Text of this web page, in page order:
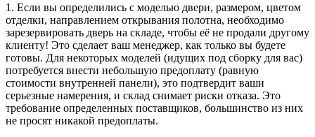
1. Если вы определились с моделью двери, размером, цветом
отделки, направлением открывания полотна, необходимо
зарезервировать дверь на складе, чтобы её не продали другому
клиенту! Это сделает ваш менеджер, как только вы будете
готовы. Для некоторых моделей (идущих под сборку для вас)
потребуется внести небольшую предоплату (равную
стоимости внутренней панели), это подтвердит ваши
серьезные намерения, и склад снимает риски отказа. Это
требование определенных поставщиков, большинство из них
не просят никакой предоплаты.